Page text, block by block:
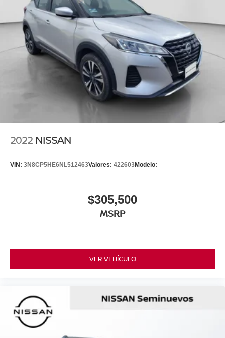
2022 NISSAN
VIN: 3N8CP5HE6NL512463Valores: 422603Modelo:
$305,500
MSRP
VER VEHÍCULO